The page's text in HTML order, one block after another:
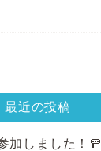
最近の投稿
加しました！🚥